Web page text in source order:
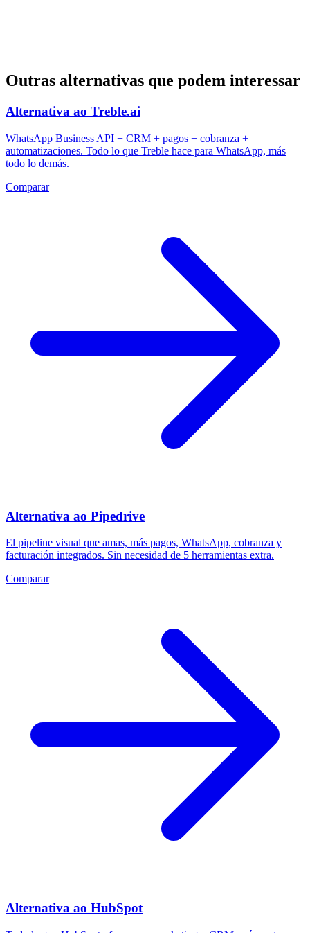
Outras alternativas que podem interessar
Alternativa ao Treble.ai
WhatsApp Business API + CRM + pagos + cobranza +
automatizaciones. Todo lo que Treble hace para WhatsApp, más
todo lo demás.
Comparar
Alternativa ao Pipedrive
El pipeline visual que amas, más pagos, WhatsApp, cobranza y
facturación integrados. Sin necesidad de 5 herramientas extra.
Comparar
Alternativa ao HubSpot